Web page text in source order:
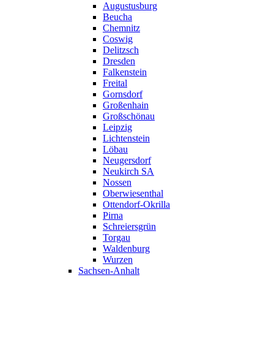
Augustusburg
Beucha
Chemnitz
Coswig
Delitzsch
Dresden
Falkenstein
Freital
Gornsdorf
Großenhain
Großschönau
Leipzig
Lichtenstein
Löbau
Neugersdorf
Neukirch SA
Nossen
Oberwiesenthal
Ottendorf-Okrilla
Pirna
Schreiersgrün
Torgau
Waldenburg
Wurzen
Sachsen-Anhalt